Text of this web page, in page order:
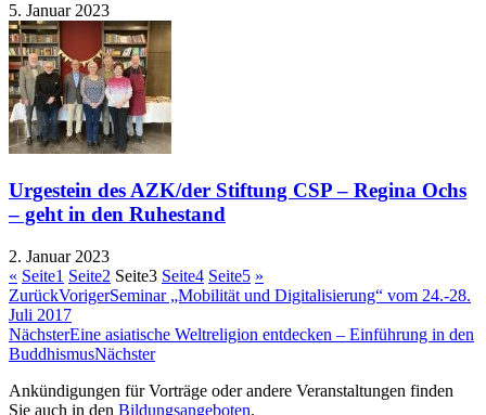
5. Januar 2023
Urgestein des AZK/der Stiftung CSP – Regina Ochs
– geht in den Ruhestand
2. Januar 2023
« Seite1 Seite2 Seite3 Seite4 Seite5 »
ZurückVorigerSeminar „Mobilität und Digitalisierung“ vom 24.-28.
Juli 2017
NächsterEine asiatische Weltreligion entdecken – Einführung in den
BuddhismusNächster
Ankündigungen für Vorträge oder andere Veranstaltungen finden
Sie auch in den Bildungsangeboten.